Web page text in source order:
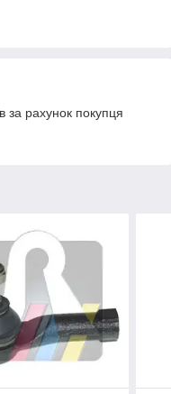
за рахунок покупця